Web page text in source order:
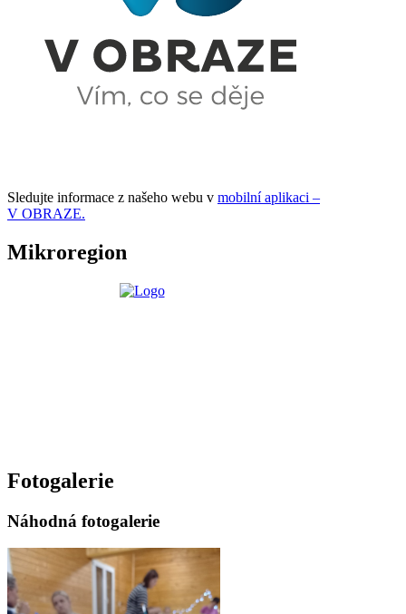
Sledujte informace z našeho webu v mobilní aplikaci –
V OBRAZE.
Mikroregion
Fotogalerie
Náhodná fotogalerie